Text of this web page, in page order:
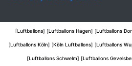
[Luftballons] [Luftballons Hagen] [Luftballons
[Luftballons Köln] [Köln Luftballons] [Luftballons
[Luftballons Schwelm] [Luftballons